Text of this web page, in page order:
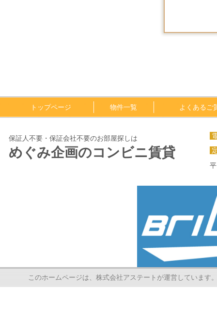
トップページ 物件一覧 よくあるご
保証人不要・保証会社不要のお部屋探しは
めぐみ企画のコンビニ賃貸
このホームページは、株式会社アステートが運営していま